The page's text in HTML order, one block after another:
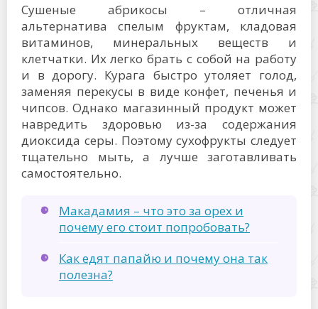
Сушеные абрикосы – отличная
альтернатива спелым фруктам, кладовая
витаминов, минеральных веществ и
клетчатки. Их легко брать с собой на работу
и в дорогу. Курага быстро утоляет голод,
заменяя перекусы в виде конфет, печенья и
чипсов. Однако магазинный продукт может
навредить здоровью из-за содержания
диоксида серы. Поэтому сухофрукты следует
тщательно мыть, а лучше заготавливать
самостоятельно.
Макадамия – что это за орех и
почему его стоит попробовать?
Как едят папайю и почему она так
полезна?